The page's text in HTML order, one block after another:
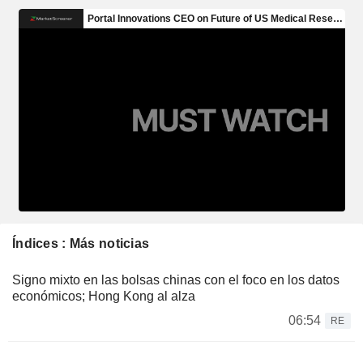
Índices : Más noticias
Signo mixto en las bolsas chinas con el foco en los datos
económicos; Hong Kong al alza
06:54
RE